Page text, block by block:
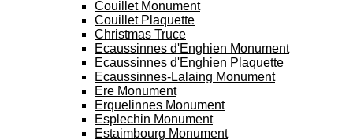
Couillet Monument
Couillet Plaquette
Christmas Truce
Ecaussinnes d'Enghien Monument
Ecaussinnes d'Enghien Plaquette
Ecaussinnes-Lalaing Monument
Ere Monument
Erquelinnes Monument
Esplechin Monument
Estaimbourg Monument